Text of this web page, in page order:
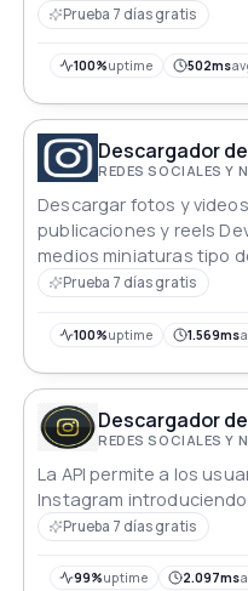
Prueba 7 días gratis
100%uptime 502ms
Descargador
REDES SOCIALES Y
Descargar fotos y
publicaciones y reels
medios miniaturas tipo
calidad disponible
Prueba 7 días gratis
100%uptime 1.569ms
Descargador
REDES SOCIALES Y
La API permite a los
Instagram introduciendo
Prueba 7 días gratis
99%uptime 2.097ms